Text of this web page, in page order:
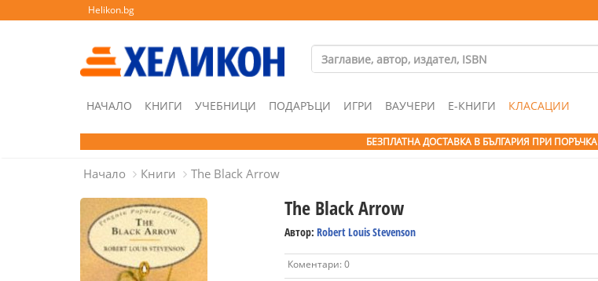
Helikon.bg
НАЧАЛО КНИГИ УЧЕБНИЦИ ПОДАРЪЦИ ИГРИ ВАУЧЕРИ Е-КНИГИ КЛАСАЦИИ
БЕЗПЛАТНА ДОСТАВКА В БЪЛГАРИЯ ПРИ ПОРЪЧКА
Начало Книги The Black Arrow
The Black Arrow
Автор: Robert Louis Stevenson
Коментари: 0